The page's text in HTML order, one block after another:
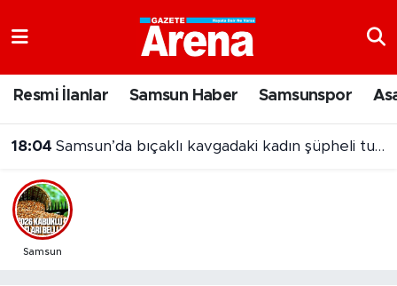
Resmi İlanlar Samsun Haber Samsunspor
18:04 Samsun’da bıçaklı kavgadaki kadın şüpheli tutuklandı
Samsun
Samsun Namaz Vakitleri
Trafik Durumu
Süper Lig Puan Durumu ve Fikstür